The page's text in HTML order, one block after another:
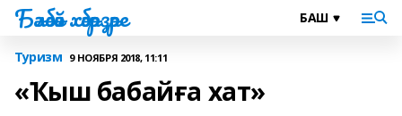
Бәләбәй хәбәрҙәре
Туризм 9 НОЯБРЯ 2018, 11:11
«Ҡыш бабайға хат»